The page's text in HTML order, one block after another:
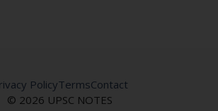
© 2026 UPSC NOTES
PolicyTermsContact